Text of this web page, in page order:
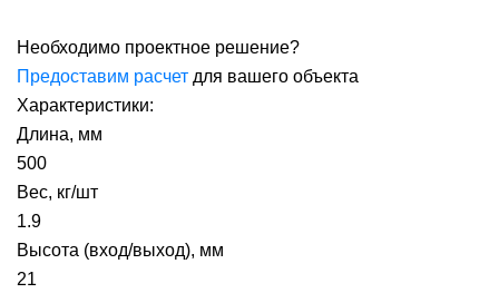
Необходимо проектное решение?
Предоставим расчет для вашего объекта
Характеристики:
Длина, мм
500
Вес, кг/шт
1.9
Высота (вход/выход), мм
21